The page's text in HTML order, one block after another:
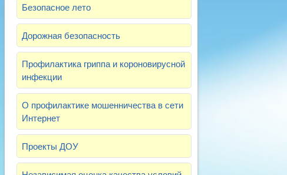
Безопасное лето
Дорожная безопасность
Профилактика гриппа и короновирусной
инфекции
О профилактике мошенничества в сети
Интернет
Проекты ДОУ